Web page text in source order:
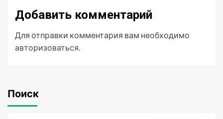
Добавить комментарий
Для отправки комментария вам необходимо
авторизоваться.
Поиск